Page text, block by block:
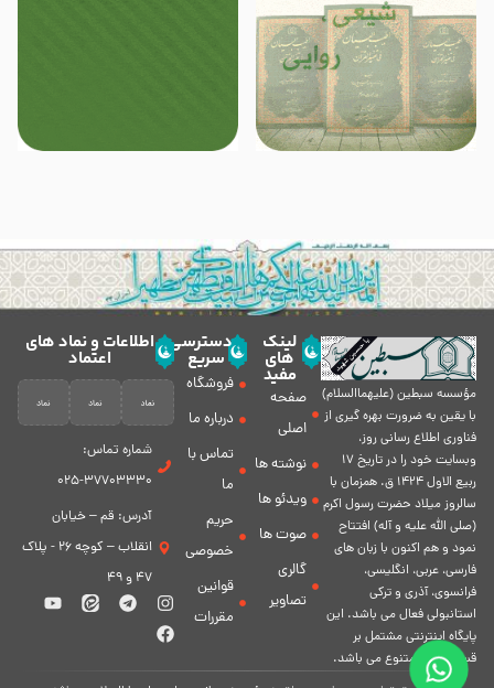
مؤسسه سبطين (عليهماالسلام)
با يقين به ضرورت بهره گیرى از
فناورى اطلاع رسانى روز،
وبسایت خود را در تاريخ 17
ربيع الاول 1424 ق. همزمان با
سالروز ميلاد حضرت رسول اكرم
(صلی الله علیه و آله) افتتاح
نمود و هم اكنون با زبان های
فارسی، عربى، انگلیسی،
فرانسوی، آذری و ترکی
استانبولی فعال مى باشد. اين
پايگاه اينترنتى مشتمل بر
قسمت هاى متنوع مى باشد.
لینک
های
مفید
صفحه
اصلی
نوشته ها
ویدئو ها
صوت ها
گالری
تصاویر
دسترسی
سریع
فروشگاه
درباره ما
تماس با
ما
حریم
خصوصی
قوانین
مقررات
اطلاعات و نماد های
اعتماد
شماره تماس:
37703330-025
آدرس: قم – خیابان
انقلاب – کوچه 26 - پلاک
47 و 49